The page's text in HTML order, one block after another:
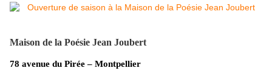
Maison de la Poésie Jean Joubert
78 avenue du Pirée – Montpellier